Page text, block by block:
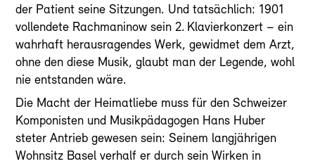
der Patient seine Sitzungen. Und tatsächlich: 1901
vollendete Rachmaninow sein 2. Klavierkonzert – ein
wahrhaft herausragendes Werk, gewidmet dem Arzt,
ohne den diese Musik, glaubt man der Legende, wohl
nie entstanden wäre.
Die Macht der Heimatliebe muss für den Schweizer
Komponisten und Musikpädagogen Hans Huber
steter Antrieb gewesen sein: Seinem langjährigen
Wohnsitz Basel verhalf er durch sein Wirken in